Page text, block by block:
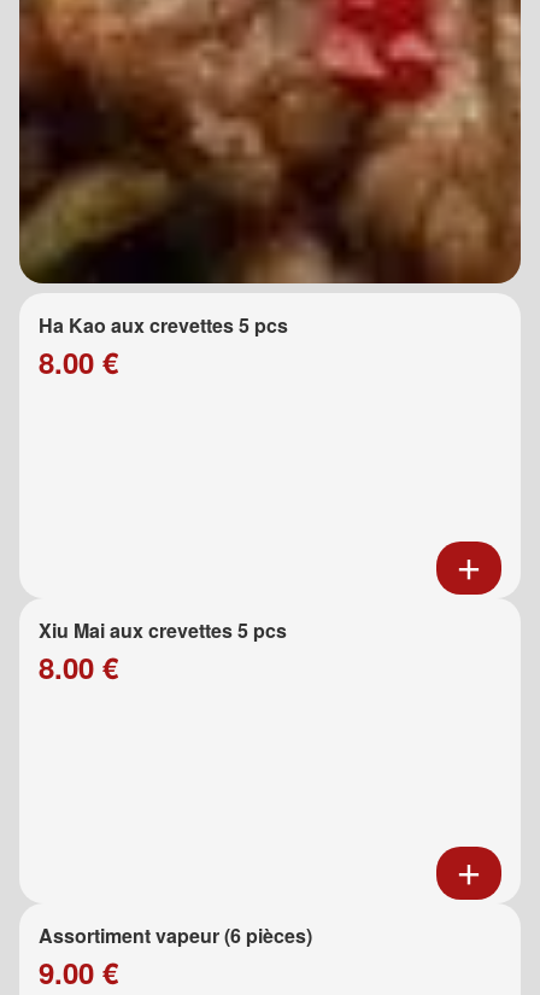
Ha Kao aux crevettes 5 pcs
8.00 €
Xiu Mai aux crevettes 5 pcs
8.00 €
Assortiment vapeur (6 pièces)
9.00 €